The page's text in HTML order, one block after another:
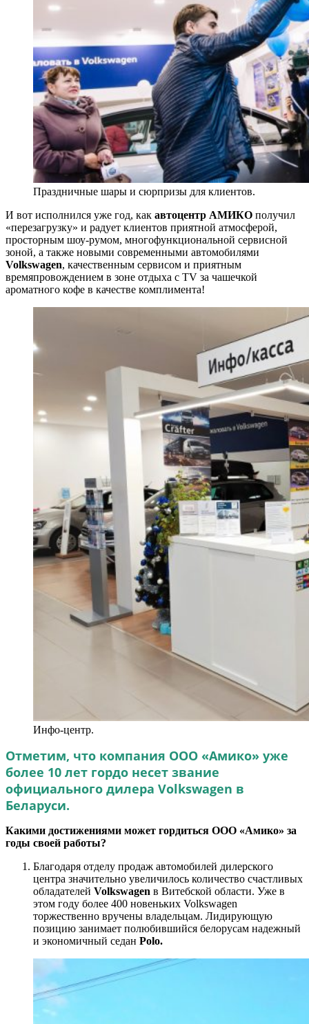
Праздничные шары и сюрпризы для клиентов.
И вот исполнился уже год, как автоцентр АМИКО получил
«перезагрузку» и радует клиентов приятной атмосферой,
просторным шоу-румом, многофункциональной сервисной
зоной, а также новыми современными автомобилями
Volkswagen, качественным сервисом и приятным
времяпровождением в зоне отдыха с TV за чашечкой
ароматного кофе в качестве комплимента!
Инфо-центр.
Отметим, что компания ООО «Амико» уже
более 10 лет гордо несет звание
официального дилера Volkswagen в
Беларуси.
Какими достижениями может гордиться ООО «Амико» за
годы своей работы?
Благодаря отделу продаж автомобилей дилерского
центра значительно увеличилось количество счастливых
обладателей Volkswagen в Витебской области. Уже в
этом году более 400 новеньких Volkswagen
торжественно вручены владельцам. Лидирующую
позицию занимает полюбившийся белорусам надежный
и экономичный седан Polo.